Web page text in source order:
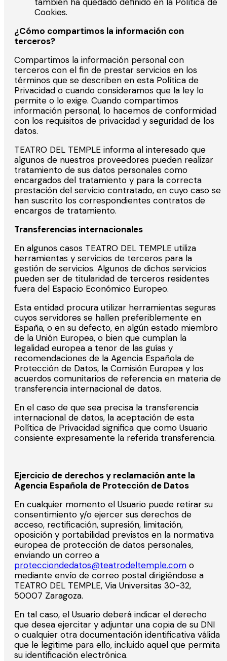
Cookies.
¿Cómo compartimos la información con
terceros?
Compartimos la información personal con
terceros con el fin de prestar servicios en los
términos que se describen en esta Política de
Privacidad o cuando consideramos que la ley lo
permite o lo exige. Cuando compartimos
información personal, lo hacemos de conformidad
con los requisitos de privacidad y seguridad de los
datos.
TEATRO DEL TEMPLE informa al interesado que
algunos de nuestros proveedores pueden realizar
tratamiento de sus datos personales como
encargados del tratamiento y para la correcta
prestación del servicio contratado, en cuyo caso se
han suscrito los correspondientes contratos de
encargos de tratamiento.
Transferencias internacionales
En algunos casos TEATRO DEL TEMPLE utiliza
herramientas y servicios de terceros para la
gestión de servicios. Algunos de dichos servicios
pueden ser de titularidad de terceros residentes
fuera del Espacio Económico Europeo.
Esta entidad procura utilizar herramientas seguras
cuyos servidores se hallen preferiblemente en
España, o en su defecto, en algún estado miembro
de la Unión Europea, o bien que cumplan la
legalidad europea a tenor de las guías y
recomendaciones de la Agencia Española de
Protección de Datos, la Comisión Europea y los
acuerdos comunitarios de referencia en materia de
transferencia internacional de datos.
En el caso de que sea precisa la transferencia
internacional de datos, la aceptación de esta
Política de Privacidad significa que como Usuario
consiente expresamente la referida transferencia.
Ejercicio de derechos y reclamación ante la
Agencia Española de Protección de Datos
En cualquier momento el Usuario puede retirar su
consentimiento y/o ejercer sus derechos de
acceso, rectificación, supresión, limitación,
oposición y portabilidad previstos en la normativa
europea de protección de datos personales,
enviando un correo a
protecciondedatos@teatrodeltemple.com o
mediante envío de correo postal dirigiéndose a
TEATRO DEL TEMPLE, Via Universitas 30-32,
50007 Zaragoza.
En tal caso, el Usuario deberá indicar el derecho
que desea ejercitar y adjuntar una copia de su DNI
o cualquier otra documentación identificativa válida
que le legitime para ello, incluido aquel que permita
su identificación electrónica.